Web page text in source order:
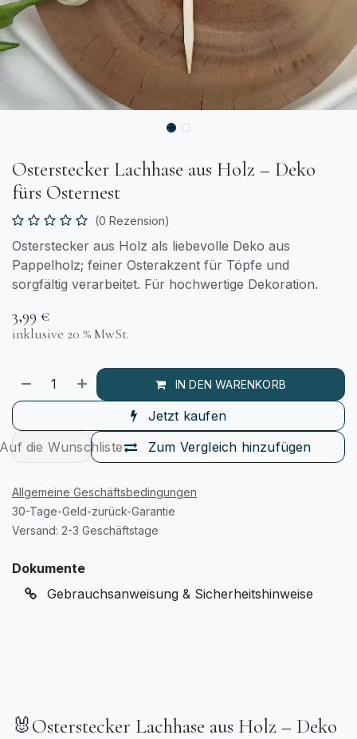
Osterstecker Lachhase aus Holz – Deko
fürs Osternest
(0 Rezension)
Osterstecker aus Holz als liebevolle Deko aus
Pappelholz; feiner Osterakzent für Töpfe und
sorgfältig verarbeitet. Für hochwertige Dekoration.
3,99 €
inklusive 20 % MwSt.
IN DEN WARENKORB
Jetzt kaufen
Zum Vergleich hinzufügen
Auf die Wunschliste
Allgemeine Geschäftsbedingungen
30-Tage-Geld-zurück-Garantie
Versand: 2-3 Geschäftstage
Dokumente
Gebrauchsanweisung & Sicherheitshinweise
🐰Osterstecker Lachhase aus Holz – Deko